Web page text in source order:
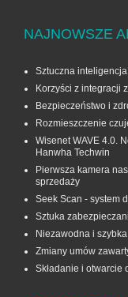
NAJNOWSZE
Sztuczna
Korzyści z integracji
Bezpieczeństwo i
Rozmieszczenie
Wisenet WAVE 4.0.
Hanwha Techwin
Pierwsza kamera
sprzedaży
Seek Scan - system
Sztuka
Niezawodna i
Zmiany umów
Składanie i otwarcie